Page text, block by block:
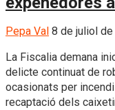
Pepa Val 8 de juliol
La Fiscalia demana
delicte continuat de
ocasionats per
recaptació dels